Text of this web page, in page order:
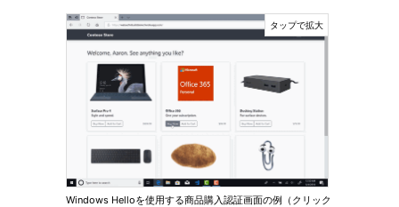
Windows Helloを使用する商品購入認証画面の例（クリック